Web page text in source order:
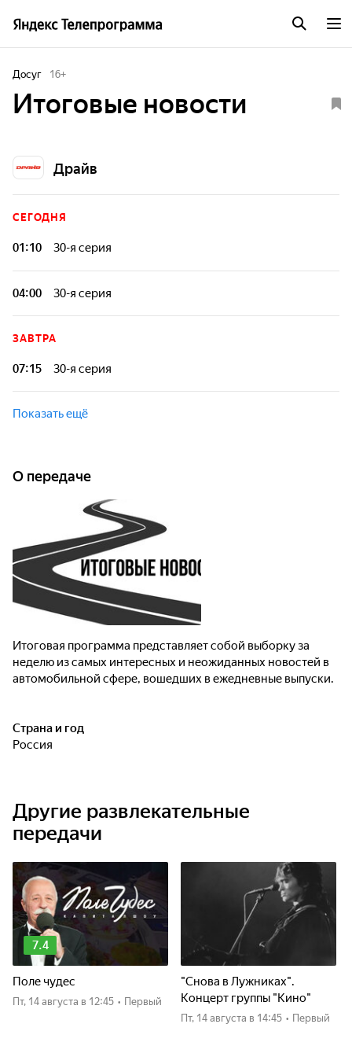
Досуг 16+
Итоговые новости
Драйв
СЕГОДНЯ
01:10 30-я серия
Итоговая программа представляет собой выборку за
автомобильной сфере, вошедших в ежедневные выпуски.
04:00 30-я серия
Итоговая программа представляет собой выборку за
автомобильной сфере, вошедших в ежедневные выпуски.
ЗАВТРА
07:15 30-я серия
Итоговая программа представляет собой выборку за
неделю из самых интересных и неожиданных новостей в
автомобильной сфере, вошедших в ежедневные выпуски.
Показать ещё
О передаче
Итоговая программа представляет собой выборку за
неделю из самых интересных и неожиданных новостей в
автомобильной сфере, вошедших в ежедневные выпуски.
Страна и год
Россия
Другие развлекательные
передачи
7.4
Поле чудес
пт, 14 августа в 12:45 • Первый
"Снова в Лужниках".
Концерт группы "Кино"
пт, 14 августа в 14:45 • Первый